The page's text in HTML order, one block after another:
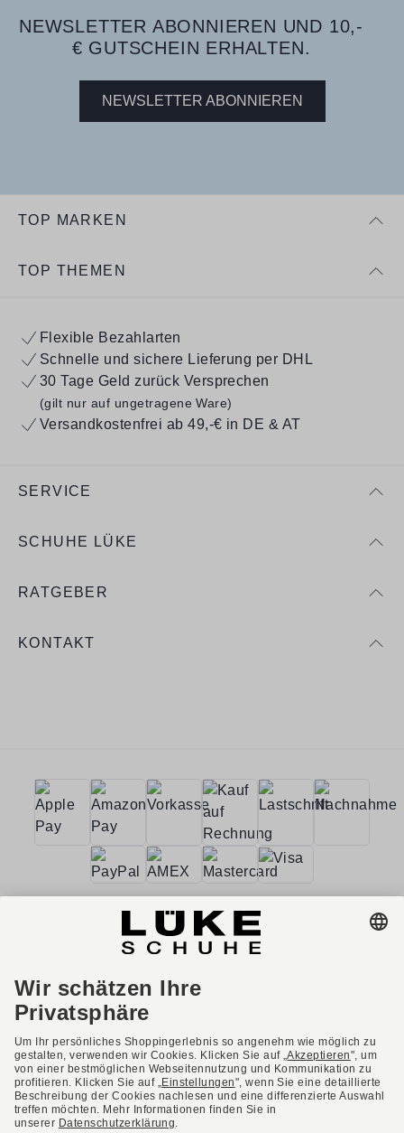
NEWSLETTER ABONNIEREN UND 10,-
€ GUTSCHEIN ERHALTEN.
NEWSLETTER ABONNIEREN
TOP MARKEN
TOP THEMEN
Flexible Bezahlarten
Schnelle und sichere Lieferung per DHL
30 Tage Geld zurück Versprechen
(gilt nur auf ungetragene Ware)
Versandkostenfrei ab 49,-€ in DE & AT
SERVICE
SCHUHE LÜKE
RATGEBER
KONTAKT
AGB Barrierefreiheit
Impressum
Datenschutzerklärung
Datenschutzeinstellungen